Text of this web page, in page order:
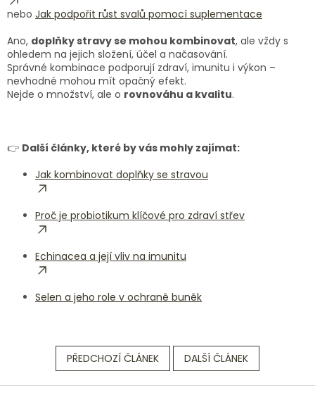
nebo Jak podpořit růst svalů pomocí suplementace
Ano, doplňky stravy se mohou kombinovat, ale vždy s
ohledem na jejich složení, účel a načasování.
Správné kombinace podporují zdraví, imunitu i výkon –
nevhodné mohou mít opačný efekt.
Nejde o množství, ale o rovnováhu a kvalitu.
👉 Další články, které by vás mohly zajímat:
Jak kombinovat doplňky se stravou
Proč je probiotikum klíčové pro zdraví střev
Echinacea a její vliv na imunitu
Selen a jeho role v ochraně buněk
PŘEDCHOZÍ ČLÁNEK DALŠÍ ČLÁNEK
Z